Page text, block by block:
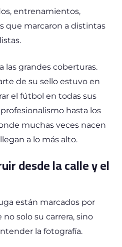
entrenamientos,
que marcaron a distintas
las grandes coberturas.
de su sello estuvo en
el fútbol en todas sus
hasta los
muchas veces nacen
a lo más alto.
desde la calle y el
están marcados por
solo su carrera, sino
la fotografía.